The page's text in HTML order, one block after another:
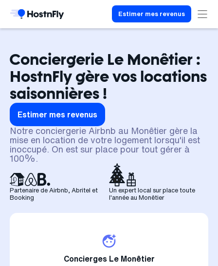
Estimer mes revenus
Conciergerie Le Monêtier :
HostnFly gère vos locations
saisonnières !
Estimer mes revenus
Notre conciergerie Airbnb au Monêtier gère la
mise en location de votre logement lorsqu'il est
inoccupé. On est sur place pour tout gérer à
100%.
Partenaire de Airbnb, Abritel et
Booking
Un expert local sur place toute
l'année au Monêtier
Concierges Le Monêtier